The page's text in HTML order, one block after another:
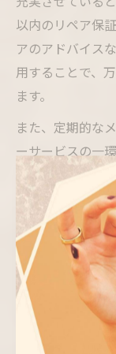
以内のリペア保
アのアドバイス
用することで、
ます。
また、定期的な
ーサービスの一
サービスの内容
「ネイルサロン
は、こうした
傾向があります。
利用者の体験談
い」「保証のお
きた」という声
を上手に活用